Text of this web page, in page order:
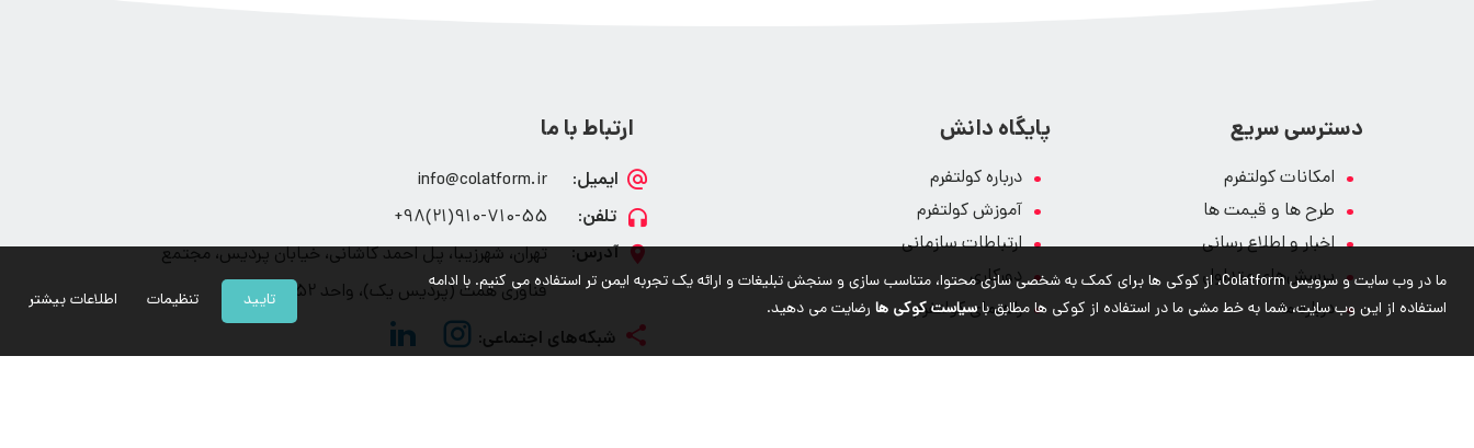
دسترسی سریع
امکانات کولتفرم
طرح ها و قیمت ها
اخبار و اطلاع رسانی
پرسش‌های متداول
درباره ما
پایگاه دانش
درباره کولتفرم
آموزش کولتفرم
ارتباطات سازمانی
دورکاری
راهنمای کولتفرم
ارتباط با ما
info@colatform.ir
910-710-55(21)98+
تهران، شهرزیبا، پل احمد کاشانی، خیابان پردیس، مجتمع
فناوری همت (پردیس یک)، واحد 52
ما در وب سایت و سرویس Colatform، از کوکی ها برای کمک به شخصی سازی محتوا، متناسب سازی و سنجش تبلیغات و ارائه یک تجربه ایمن تر استفاده می کنیم. با ادامه
استفاده از این وب سایت، شما به خط مشی ما در استفاده از کوکی ها مطابق باسیاست کوکی ها رضایت می دهید. تایید تنظیمات اطلاعات بیشتر